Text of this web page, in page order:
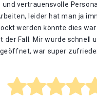
und vertrauensvolle
leider hat man ja
werden könnte dies
der Fall. Mir wurde schnell
war super